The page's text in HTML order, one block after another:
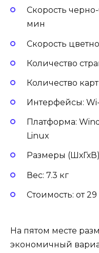
Скорость
мин
Скорость
Количество
Количество
Интерфейсы: Wi-
Платформа:
Linux
Размеры
Вес: 7.3 кг
Стоимость: от
На пятом месте
экономичный